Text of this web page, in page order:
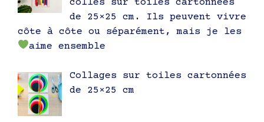
collés sur toiles cartonnées
de 25×25 cm. Ils peuvent vivre
côte à côte ou séparément, mais je les
aime ensemble
Collages sur toiles cartonnées
de 25×25 cm